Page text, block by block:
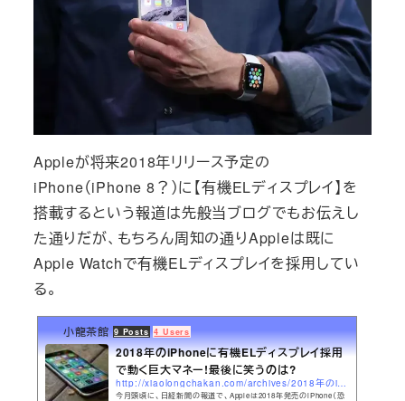
Appleが将来2018年リリース予定の
iPhone（iPhone 8？）に【有機ELディスプレイ】を
搭載するという報道は先般当ブログでもお伝えし
た通りだが、もちろん周知の通りAppleは既に
Apple Watchで有機ELディスプレイを採用してい
る。
小龍茶館 9 Posts 4 Users
2018年のiPhoneに有機ELディスプレイ採用
で動く巨大マネー!最後に笑うのは?
http://xiaolongchakan.com/archives/2018年のiphoneに有機elディスプレイ採用で動く巨大マネ.html
今月頭頃に、日経新聞の報道で、Appleは2018年発売のiPhone（恐